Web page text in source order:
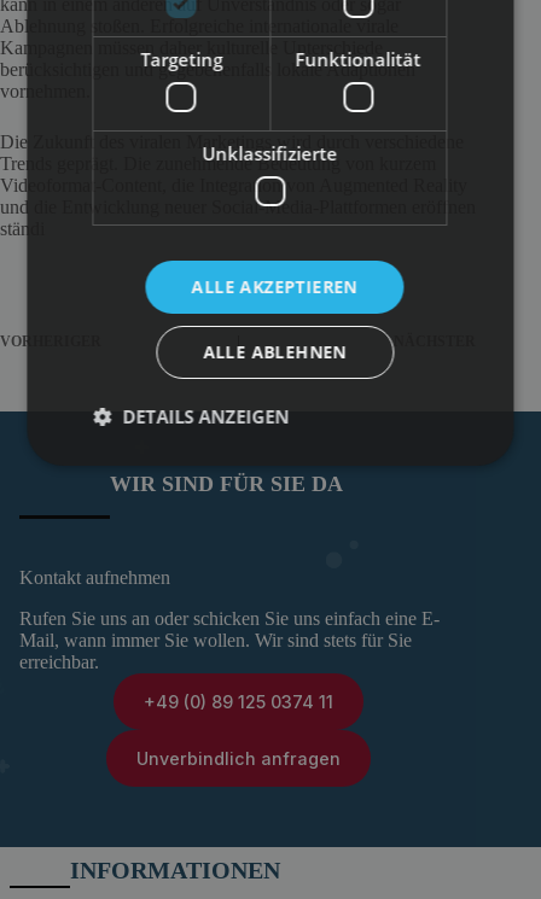
kann in einem anderen auf Unverständnis oder sogar
Ablehnung stoßen. Erfolgreiche internationale virale
Kampagnen müssen daher kulturelle Unterschiede
berücksichtigen und gegebenenfalls lokale Adaptionen
vornehmen.
Die Zukunft des viralen Marketings wird durch verschiedene
Trends geprägt. Die zunehmende Bedeutung von kurzem
Videoformat-Content, die Integration von Augmented Reality
und die Entwicklung neuer Social-Media-Plattformen eröffnen
ständi
VORHERIGER
WIR SIND FÜR SIE DA
Kontakt aufnehmen
Rufen Sie uns an oder schicken Sie uns einfach eine E-
Mail, wann immer Sie wollen. Wir sind stets für Sie
erreichbar.
+49 (0) 89 125 0374 11
Unverbindlich anfragen
INFORMATIONEN
Targeting Funktionalität
Unklassifizierte
ALLE AKZEPTIEREN
ALLE ABLEHNEN
DETAILS ANZEIGEN